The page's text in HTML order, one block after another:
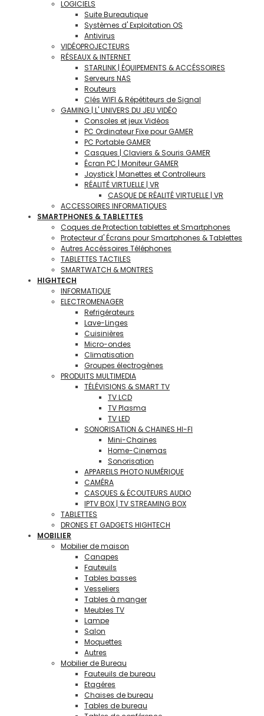
LOGICIELS
Suite Bureautique
Systèmes d' Exploitation OS
Antivirus
VIDÉOPROJECTEURS
RÉSEAUX & INTERNET
STARLINK | ÉQUIPEMENTS & ACCÉSSOIRES
Serveurs NAS
Routeurs
Clés WIFI & Répétiteurs de Signal
GAMING | L' UNIVERS DU JEU VIDÉO
Consoles et jeux Vidéos
PC Ordinateur Fixe pour GAMER
PC Portable GAMER
Casques | Claviers & Souris GAMER
Écran PC | Moniteur GAMER
Joystick | Manettes et Controlleurs
RÉALITÉ VIRTUELLE | VR
CASQUE DE RÉALITÉ VIRTUELLE | VR
ACCESSOIRES INFORMATIQUES
SMARTPHONES & TABLETTES
Coques de Protection tablettes et Smartphones
Protecteur d' Écrans pour Smartphones & Tablettes
Autres Accéssoires Téléphones
TABLETTES TACTILES
SMARTWATCH & MONTRES
HIGHTECH
INFORMATIQUE
ELECTROMENAGER
Refrigérateurs
Lave-Linges
Cuisinières
Micro-ondes
Climatisation
Groupes électrogènes
PRODUITS MULTIMEDIA
TÉLÉVISIONS & SMART TV
TV LCD
TV Plasma
TV LED
SONORISATION & CHAINES HI-FI
Mini-Chaines
Home-Cinemas
Sonorisation
APPAREILS PHOTO NUMÉRIQUE
CAMÉRA
CASQUES & ÉCOUTEURS AUDIO
IPTV BOX | TV STREAMING BOX
TABLETTES
DRONES ET GADGETS HIGHTECH
MOBILIER
Mobilier de maison
Canapes
Fauteuils
Tables basses
Vesseliers
Tables à manger
Meubles TV
Lampe
Salon
Moquettes
Autres
Mobilier de Bureau
Fauteuils de bureau
Etagéres
Chaises de bureau
Tables de bureau